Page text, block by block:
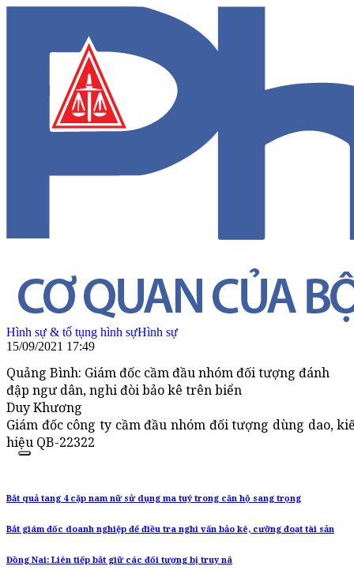
Hình sự & tố tụng hình sựHình sự
15/09/2021 17:49
Quảng Bình: Giám đốc cầm đầu nhóm đối tượng đánh
đập ngư dân, nghi đòi bảo kê trên biển
Duy Khương
Giám đốc công ty cầm đầu nhóm đối tượng dùng dao,
hiệu QB-22322
Bắt quả tang 4 cặp nam nữ sử dụng ma tuý trong căn hộ sang trọng
Bắt giám đốc doanh nghiệp để điều tra nghi vấn bảo kê, cưỡng đoạt tài sản
Đồng Nai: Liên tiếp bắt giữ các đối tượng bị truy nã